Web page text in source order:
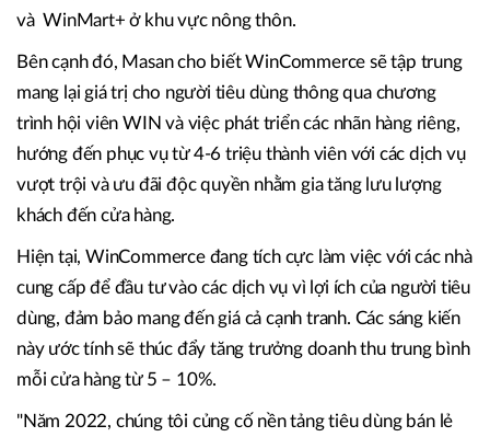
và WinMart+ ở khu vực nông thôn.
Bên cạnh đó, Masan cho biết WinCommerce sẽ tập trung
mang lại giá trị cho người tiêu dùng thông qua chương
trình hội viên WIN và việc phát triển các nhãn hàng riêng,
hướng đến phục vụ từ 4-6 triệu thành viên với các dịch vụ
vượt trội và ưu đãi độc quyền nhằm gia tăng lưu lượng
khách đến cửa hàng.
Hiện tại, WinCommerce đang tích cực làm việc với các nhà
cung cấp để đầu tư vào các dịch vụ vì lợi ích của người tiêu
dùng, đảm bảo mang đến giá cả cạnh tranh. Các sáng kiến
này ước tính sẽ thúc đẩy tăng trưởng doanh thu trung bình
mỗi cửa hàng từ 5 – 10%.
"Năm 2022, chúng tôi củng cố nền tảng tiêu dùng bán lẻ